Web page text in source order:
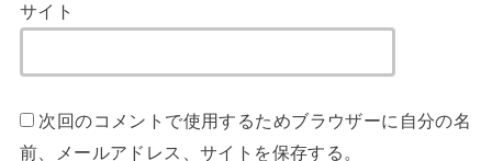
サイト
次回のコメントで使用するためブラウザーに自分の名
前、メールアドレス、サイトを保存する。